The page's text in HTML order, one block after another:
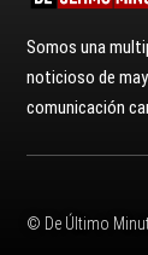
Somos una
noticioso de
comunicación
© De Último